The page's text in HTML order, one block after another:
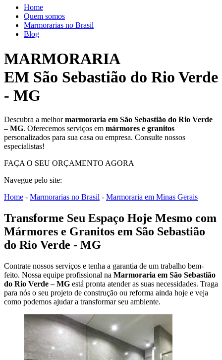
Home
Quem somos
Marmorarias no Brasil
Blog
MARMORARIA
EM São Sebastião do Rio Verde
- MG
Descubra a melhormarmoraria em São Sebastião do Rio Verde
– MG. Oferecemos serviços em mármores e granitos
personalizados para sua casa ou empresa. Consulte nossos
especialistas!
FAÇA O SEU ORÇAMENTO AGORA
Navegue pelo site:
Home - Marmorarias no Brasil - Marmoraria em Minas Gerais
Transforme Seu Espaço Hoje Mesmo com
Mármores e Granitos em São Sebastião
do Rio Verde - MG
Contrate nossos serviços e tenha a garantia de um trabalho bem-
feito. Nossa equipe profissional na Marmoraria em São Sebastião
do Rio Verde – MG está pronta atender as suas necessidades. Traga
para nós o seu projeto de construção ou reforma ainda hoje e veja
como podemos ajudar a transformar seu ambiente.